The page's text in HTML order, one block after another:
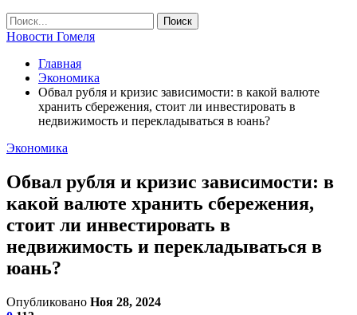
Новости Гомеля
Главная
Экономика
Обвал рубля и кризис зависимости: в какой валюте
хранить сбережения, стоит ли инвестировать в
недвижимость и перекладываться в юань?
Экономика
Обвал рубля и кризис зависимости: в
какой валюте хранить сбережения,
стоит ли инвестировать в
недвижимость и перекладываться в
юань?
Опубликовано Ноя 28, 2024